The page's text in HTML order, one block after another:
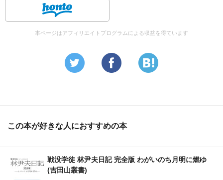
本ページはアフィリエイトプログラムによる収益を得ています
この本が好きな人におすすめの本
戦没学徒 林尹夫日記 完全版 わがいのち月明に燃ゆ
(吉田山叢書)